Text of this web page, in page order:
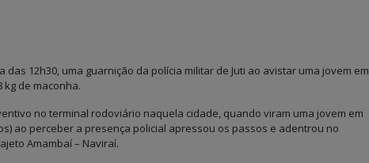
das 12h30, uma guarnição da polícia militar de Juti ao avistar uma jovem em
de maconha.
no terminal rodoviário naquela cidade, quando viram uma jovem em
ao perceber a presença policial apressou os passos e adentrou no
Amambaí – Naviraí.